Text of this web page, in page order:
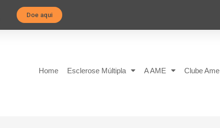
Doe aqui
Home Esclerose Múltipla A AME Clube Ame